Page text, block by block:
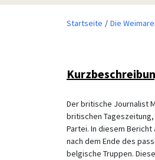
Startseite Die
Der britische Journalist
britischen
Partei. In diesem
nach dem Ende des
belgische Truppen.